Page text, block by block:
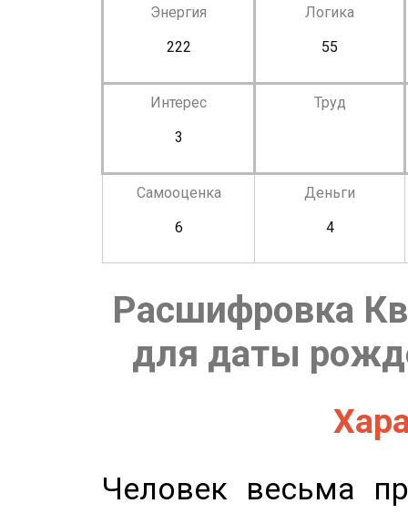
Энергия
222
Логика
55
Интерес
3
Труд
Самооценка
6
Деньги
4
Расшифровка
для даты
Человек весьма